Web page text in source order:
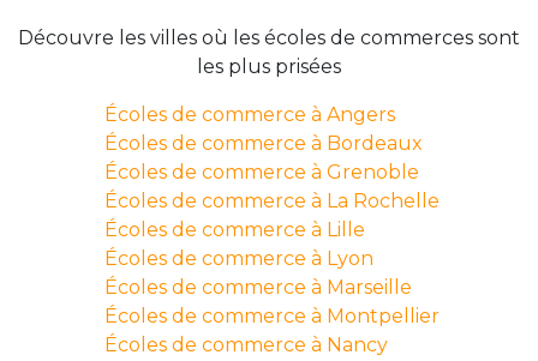
Découvre les villes où les écoles de commerces sont
les plus prisées
Écoles de commerce à Angers
Écoles de commerce à Bordeaux
Écoles de commerce à Grenoble
Écoles de commerce à La Rochelle
Écoles de commerce à Lille
Écoles de commerce à Lyon
Écoles de commerce à Marseille
Écoles de commerce à Montpellier
Écoles de commerce à Nancy